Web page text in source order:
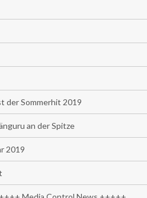
der Sommerhit 2019
an der Spitze
2019